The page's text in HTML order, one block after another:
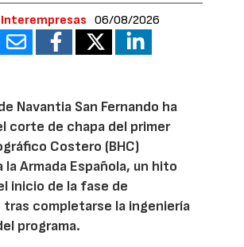
06/08/2026
Navantia San Fernando ha
corte de chapa del primer
Costero (BHC)
la Armada Española, un hito
inicio de la fase de
completarse la ingeniería
programa.